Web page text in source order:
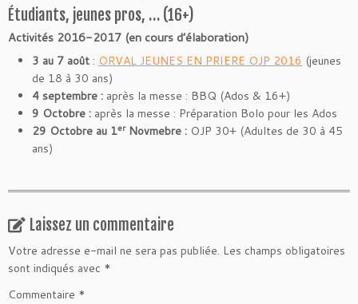
Étudiants, jeunes pros, … (16+)
Activités 2016-2017 (en cours d’élaboration)
3 au 7 août : ORVAL JEUNES EN PRIERE OJP 2016 (jeunes
de 18 à 30 ans)
4 septembre : après la messe : BBQ (Ados & 16+)
9 Octobre : après la messe : Préparation Bolo pour les Ados
29 Octobre au 1erNovmebre : OJP 30+ (Adultes de 30 à 45
ans)
Laissez un commentaire
Votre adresse e-mail ne sera pas publiée. Les champs obligatoires
sont indiqués avec *
Commentaire *